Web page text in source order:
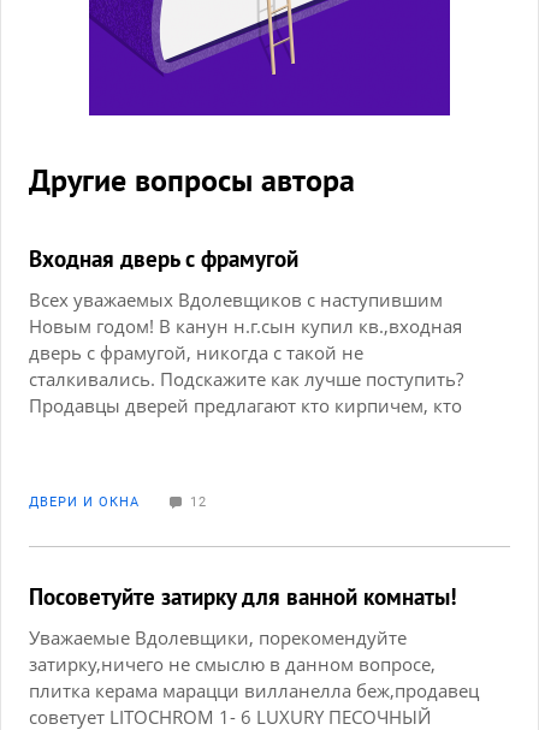
Другие вопросы автора
Входная дверь с фрамугой
Всех уважаемых Вдолевщиков с наступившим
Новым годом! В канун н.г.сын купил кв.,входная
дверь с фрамугой, никогда с такой не
сталкивались. Подскажите как лучше поступить?
Продавцы дверей предлагают кто кирпичем, кто
Владельцы таких дверей, посоветуйте как сделать
ДВЕРИ И ОКНА 12
Посоветуйте затирку для ванной комнаты!
Уважаемые Вдолевщики, порекомендуйте
затирку,ничего не смыслю в данном вопросе,
плитка керама марацци вилланелла беж,продавец
советует LITOCHROM 1- 6 LUXURY ПЕСОЧНЫЙ